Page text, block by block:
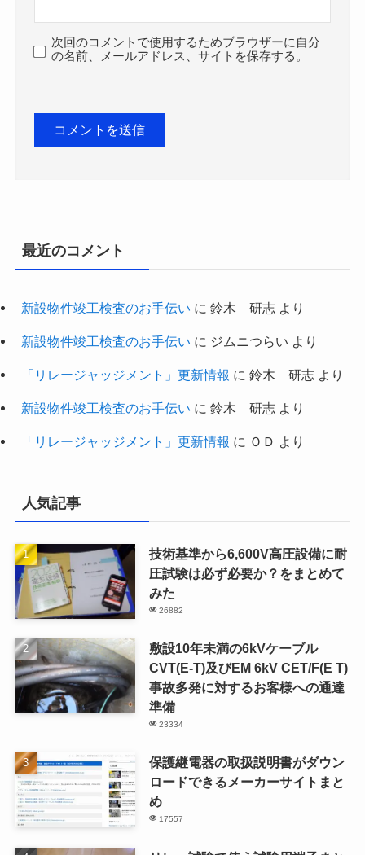
次回のコメントで使用するためブラウザーに自分
の名前、メールアドレス、サイトを保存する。
最近のコメント
新設物件竣工検査のお手伝い に 鈴木 研志より
新設物件竣工検査のお手伝い に ジムニつらい より
「リレージャッジメント」更新情報 に 鈴木 研志より
新設物件竣工検査のお手伝い に 鈴木 研志より
「リレージャッジメント」更新情報 に ＯＤ より
人気記事
技術基準から6,600V高圧設備に耐
圧試験は必ず必要か？をまとめて
みた
26882
敷設10年未満の6kVケーブル
CVT(E-T)及びEM 6kV CET/F(E T)
事故多発に対するお客様への通達
準備
23334
保護継電器の取扱説明書がダウン
ロードできるメーカーサイトまと
め
17557